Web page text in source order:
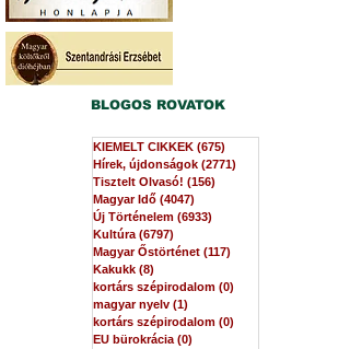
BLOGOS ROVATOK
KIEMELT CIKKEK (675)
Hírek, újdonságok (2771)
Tisztelt Olvasó! (156)
Magyar Idő (4047)
Új Történelem (6933)
Kultúra (6797)
Magyar Őstörténet (117)
Kakukk (8)
kortárs szépirodalom (0)
magyar nyelv (1)
kortárs szépirodalom (0)
EU bürokrácia (0)